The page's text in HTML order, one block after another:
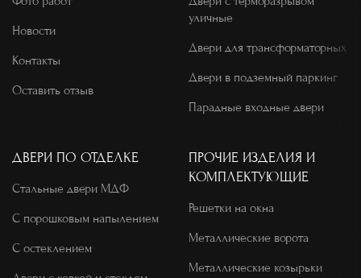
Новости
Контакты
Оставить отзыв
уличные
Двери для трансформаторных
Двери в подземный паркинг
Парадные входные двери
ДВЕРИ ПО ОТДЕЛКЕ
Стальные двери МДФ
С порошковым напылением
С остеклением
ПРОЧИЕ ИЗДЕЛИЯ И
КОМПЛЕКТУЮЩИЕ
Решетки на окна
Металлические ворота
Металлические козырьки